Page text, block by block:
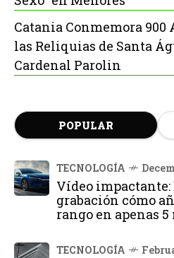
Catania Conmemora 900
las Reliquias de Santa
Cardenal Parolin
POPULAR
TECNOLOGÍA
Vídeo impactante:
grabación cómo
rango en apenas
TECNOLOGÍA